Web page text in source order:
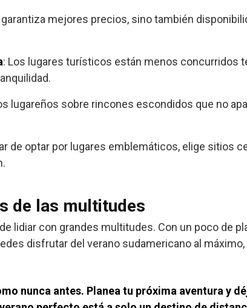
mejores precios, sino también
: Los lugares turísticos están menos concurridos
lugareños sobre rincones escondidos que no
de optar por lugares emblemáticos, elige sitios
de las multitudes
lidiar con grandes multitudes. Con un poco de
disfrutar del verano sudamericano al
nunca antes. Planea tu próxima aventura y